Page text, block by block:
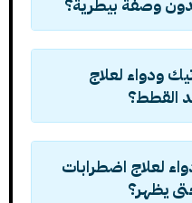
وصفة بيطرية؟
ودواء لعلاج
القطط؟
لعلاج اضطرابات
يظهر؟